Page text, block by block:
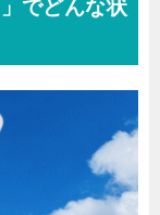
でどんな状